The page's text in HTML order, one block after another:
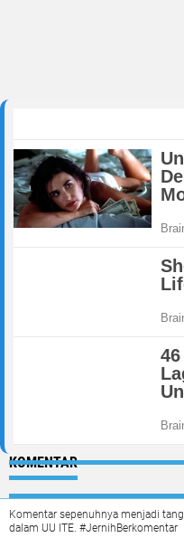
KOMENTAR
Komentar sepenuhnya menjadi
dalam UU ITE. #JernihBerkomentar